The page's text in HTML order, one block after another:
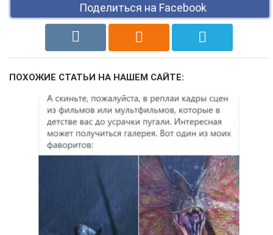
Поделиться на Facebook
ПОХОЖИЕ СТАТЬИ НА НАШЕМ САЙТЕ: